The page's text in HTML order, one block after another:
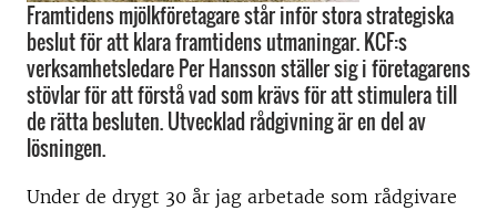
Framtidens mjölkföretagare står inför stora strategiska
beslut för att klara framtidens utmaningar. KCF:s
verksamhetsledare Per Hansson ställer sig i företagarens
stövlar för att förstå vad som krävs för att stimulera till
de rätta besluten. Utvecklad rådgivning är en del av
lösningen.
Under de drygt 30 år jag arbetade som rådgivare